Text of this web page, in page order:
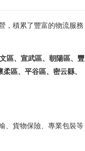
，積累了豐富的物流服務
區、宣武區、朝陽區、豐
區、平谷區、密云縣、
、貨物保險、專業包裝等